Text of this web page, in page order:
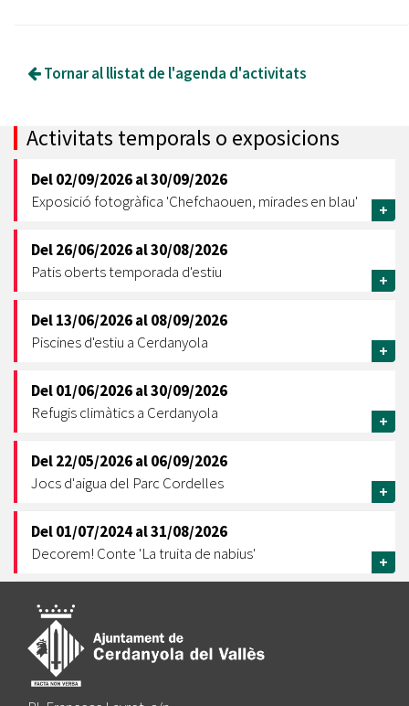
Tornar al llistat de l'agenda d'activitats
Activitats temporals o exposicions
Del02/09/2026al30/09/2026
Exposició fotogràfica 'Chefchaouen, mirades en blau'
+
Del26/06/2026al30/08/2026
Patis oberts temporada d'estiu
+
Del13/06/2026al08/09/2026
Piscines d'estiu a Cerdanyola
+
Del01/06/2026al30/09/2026
Refugis climàtics a Cerdanyola
+
Del22/05/2026al06/09/2026
Jocs d'aigua del Parc Cordelles
+
Del01/07/2024al31/08/2026
Decorem! Conte 'La truita de nabius'
+